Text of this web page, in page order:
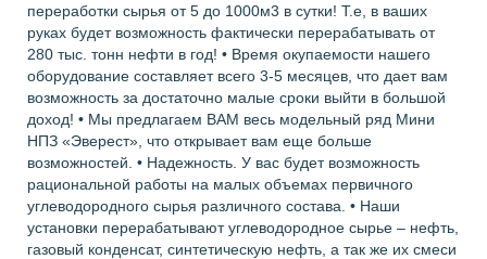
переработки сырья от 5 до 1000м3 в сутки! Т.е, в ваших
руках будет возможность фактически перерабатывать от
280 тыс. тонн нефти в год! • Время окупаемости нашего
оборудование составляет всего 3-5 месяцев, что дает вам
возможность за достаточно малые сроки выйти в большой
доход! • Мы предлагаем ВАМ весь модельный ряд Мини
НПЗ «Эверест», что открывает вам еще больше
возможностей. • Надежность. У вас будет возможность
рациональной работы на малых объемах первичного
углеводородного сырья различного состава. • Наши
установки перерабатывают углеводородное сырье – нефть,
газовый конденсат, синтетическую нефть, а так же их смеси